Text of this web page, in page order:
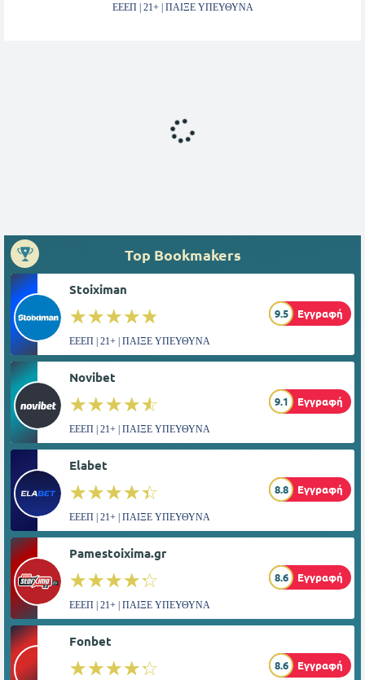
ΕΕΕΠ | 21+ | ΠΑΙΞΕ ΥΠΕΥΘΥΝΑ
Top Bookmakers
Stoiximan
☆☆☆☆☆
★★★★★ 9.5 Εγγραφή
ΕΕΕΠ | 21+ | ΠΑΙΞΕ ΥΠΕΥΘΥΝΑ
Novibet
☆☆☆☆☆
★★★★★ 9.1 Εγγραφή
ΕΕΕΠ | 21+ | ΠΑΙΞΕ ΥΠΕΥΘΥΝΑ
Elabet
☆☆☆☆☆
★★★★★ 8.8 Εγγραφή
ΕΕΕΠ | 21+ | ΠΑΙΞΕ ΥΠΕΥΘΥΝΑ
Pamestoixima.gr
☆☆☆☆☆
★★★★★ 8.6 Εγγραφή
ΕΕΕΠ | 21+ | ΠΑΙΞΕ ΥΠΕΥΘΥΝΑ
Fonbet
☆☆☆☆☆
★★★★★ 8.6 Εγγραφή